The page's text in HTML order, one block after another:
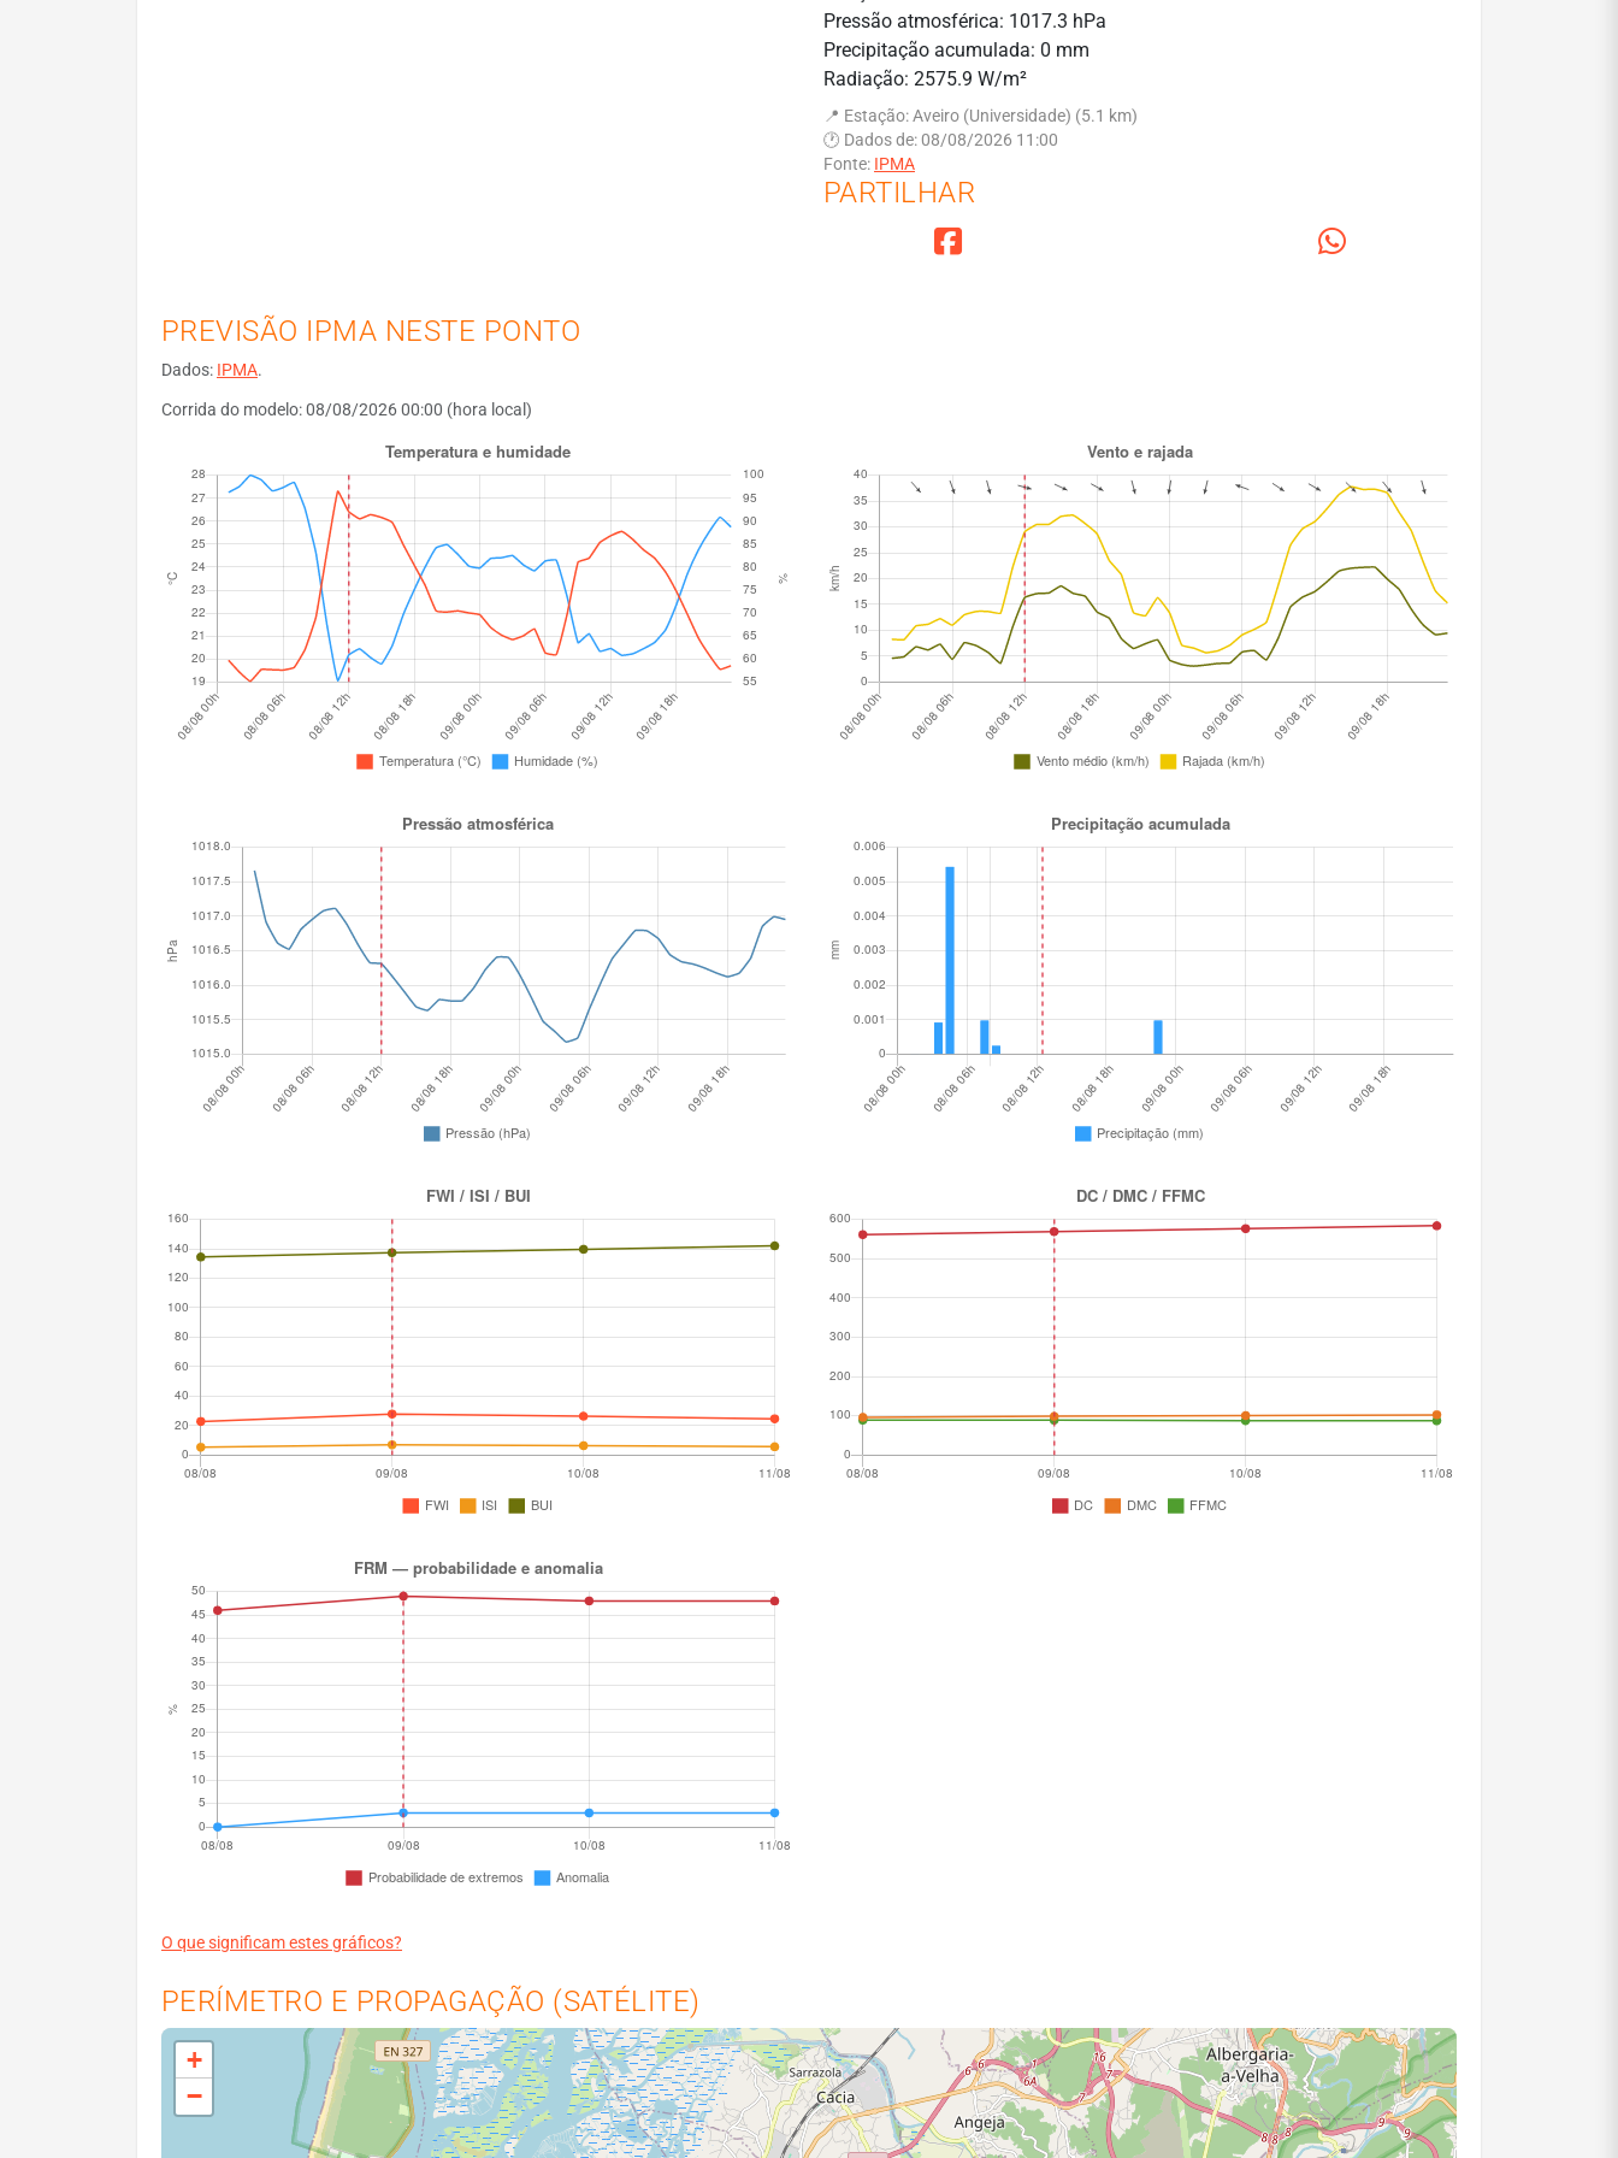
Pressão atmosférica: 1017.3 hPa
Precipitação acumulada: 0 mm
Radiação: 2575.9 W/m²
📍 Estação: Aveiro (Universidade) (5.1 km)
🕐 Dados de: 08/08/2026 11:00
Fonte: IPMA
PARTILHAR
PREVISÃO IPMA NESTE PONTO
Dados: IPMA.
Corrida do modelo: 08/08/2026 00:00 (hora local)
O que significam estes gráficos?
PERÍMETRO E PROPAGAÇÃO (SATÉLITE)
+
−